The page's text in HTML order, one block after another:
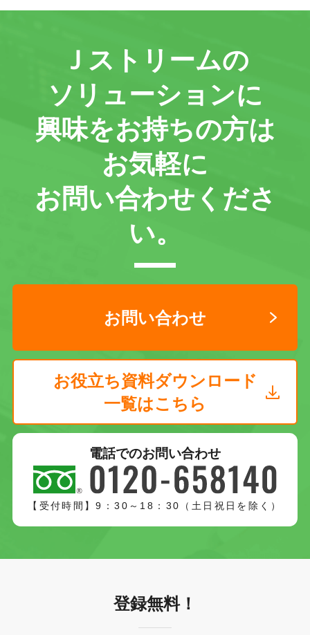
Ｊストリームの
ソリューションに
興味をお持ちの方は
お気軽に
お問い合わせくださ
い。
お問い合わせ
お役立ち資料ダウンロード
一覧はこちら
電話でのお問い合わせ
【受付時間】9：30～18：30（土日祝日を除く）
登録無料！